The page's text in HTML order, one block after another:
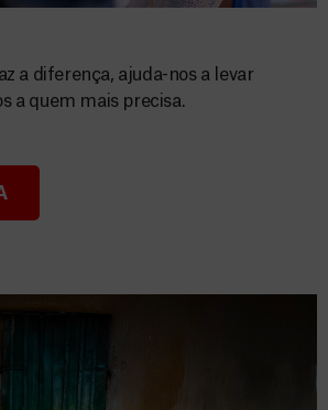
a diferença, ajuda-nos a levar
a quem mais precisa.